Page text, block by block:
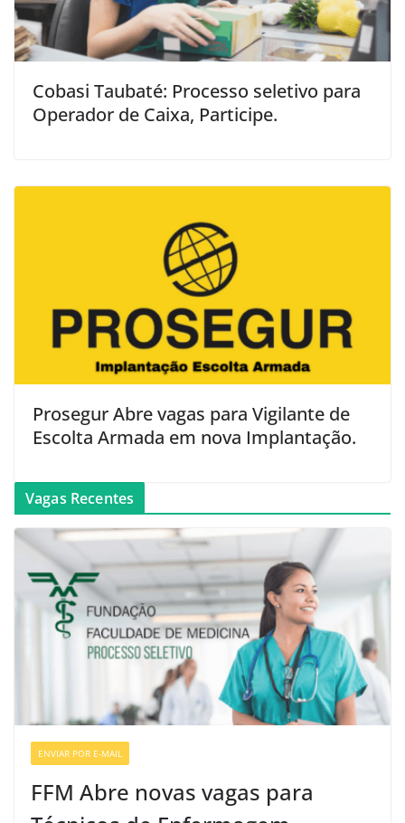
Cobasi Taubaté: Processo seletivo para
Operador de Caixa, Participe.
Prosegur Abre vagas para Vigilante de
Escolta Armada em nova Implantação.
Vagas Recentes
ENVIAR POR E-MAIL
FFM Abre novas vagas para